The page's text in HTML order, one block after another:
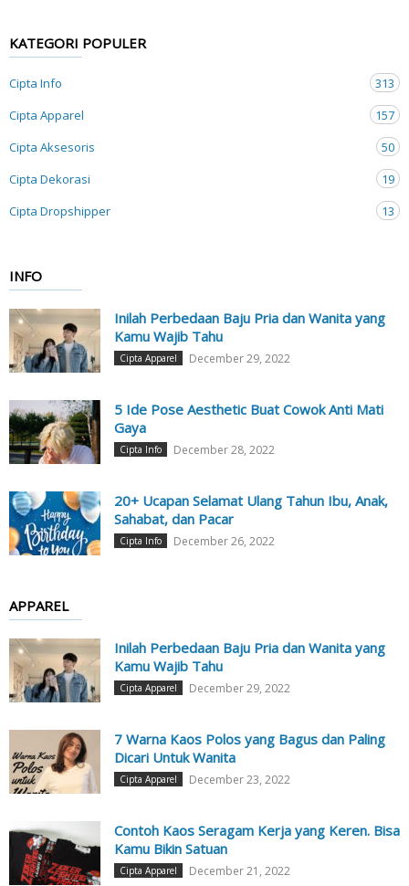
KATEGORI POPULER
Cipta Info
313
Cipta Apparel
157
Cipta Aksesoris
50
Cipta Dekorasi
19
Cipta Dropshipper
13
INFO
Inilah Perbedaan Baju Pria dan Wanita yang
Kamu Wajib Tahu
Cipta Apparel December 29, 2022
5 Ide Pose Aesthetic Buat Cowok Anti Mati
Gaya
Cipta Info December 28, 2022
20+ Ucapan Selamat Ulang Tahun Ibu, Anak,
Sahabat, dan Pacar
Cipta Info December 26, 2022
APPAREL
Inilah Perbedaan Baju Pria dan Wanita yang
Kamu Wajib Tahu
Cipta Apparel December 29, 2022
7 Warna Kaos Polos yang Bagus dan Paling
Dicari Untuk Wanita
Cipta Apparel December 23, 2022
Contoh Kaos Seragam Kerja yang Keren. Bisa
Kamu Bikin Satuan
Cipta Apparel December 21, 2022